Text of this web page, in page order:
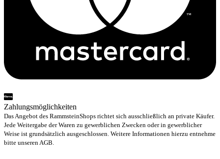
Zahlungsmöglichkeiten
Das Angebot des RammsteinShops richtet sich ausschließlich an private Käufer.
Jede Weitergabe der Waren zu gewerblichen Zwecken oder in gewerblicher
Weise ist grundsätzlich ausgeschlossen. Weitere Informationen hierzu entnehme
bitte unseren AGB.